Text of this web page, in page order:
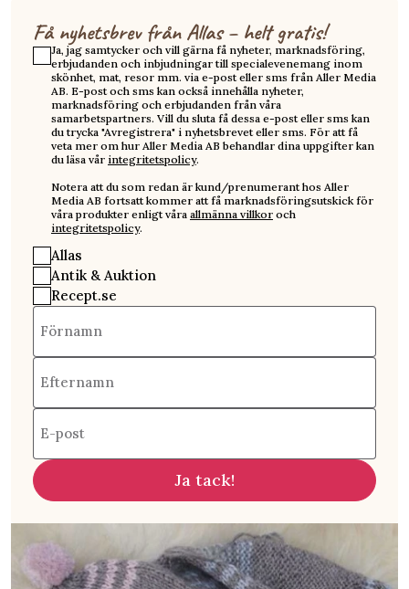
Få nyhetsbrev från Allas – helt gratis!
Ja, jag samtycker och vill gärna få nyheter, marknadsföring,
erbjudanden och inbjudningar till specialevenemang inom
skönhet, mat, resor mm. via e-post eller sms från Aller Media
AB. E-post och sms kan också innehålla nyheter,
marknadsföring och erbjudanden från våra
samarbetspartners. Vill du sluta få dessa e-post eller sms kan
du trycka "Avregistrera" i nyhetsbrevet eller sms. För att få
veta mer om hur Aller Media AB behandlar dina uppgifter kan
du läsa vår integritetspolicy.
Notera att du som redan är kund/prenumerant hos Aller
Media AB fortsatt kommer att få marknadsföringsutskick för
våra produkter enligt våra allmänna villkor och
integritetspolicy.
Allas
Antik & Auktion
Recept.se
Förnamn
Efternamn
E-post
Ja tack!